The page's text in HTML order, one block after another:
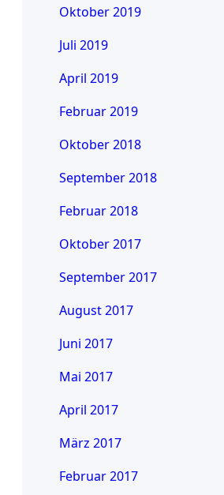
Oktober 2019
Juli 2019
April 2019
Februar 2019
Oktober 2018
September 2018
Februar 2018
Oktober 2017
September 2017
August 2017
Juni 2017
Mai 2017
April 2017
März 2017
Februar 2017